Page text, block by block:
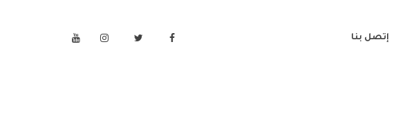
إتصل بنا